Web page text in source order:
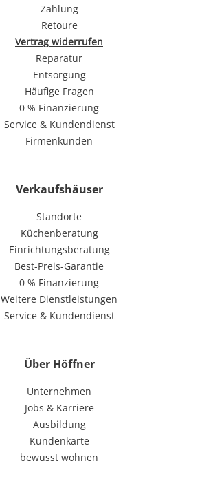
Zahlung
Retoure
Vertrag widerrufen
Reparatur
Entsorgung
Häufige Fragen
0 % Finanzierung
Service & Kundendienst
Firmenkunden
Verkaufshäuser
Standorte
Küchenberatung
Einrichtungsberatung
Best-Preis-Garantie
0 % Finanzierung
Weitere Dienstleistungen
Service & Kundendienst
Über Höffner
Unternehmen
Jobs & Karriere
Ausbildung
Kundenkarte
bewusst wohnen